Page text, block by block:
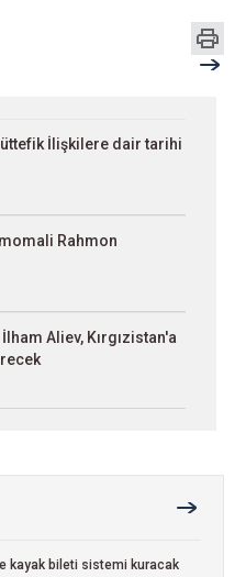
İlişkilere dair tarihi
Rahmon
Aliev, Kırgızistan'a
kayak bileti sistemi kuracak